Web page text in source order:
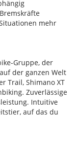
mehr
Gruppe, der
der ganzen Welt
Trail, Shimano XT
Zuverlässige
Intuitive
auf das du